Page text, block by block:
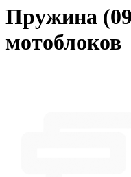
Пружина
мотоблоков